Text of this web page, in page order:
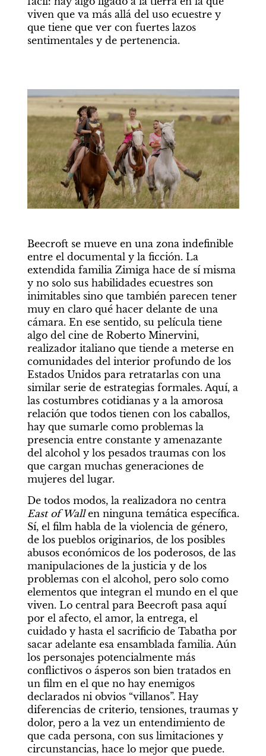
viven que va más allá del uso ecuestre y
que tiene que ver con fuertes lazos
sentimentales y de pertenencia.
Beecroft se mueve en una zona indefinible
entre el documental y la ficción. La
extendida familia Zimiga hace de sí misma
y no solo sus habilidades ecuestres son
inimitables sino que también parecen tener
muy en claro qué hacer delante de una
cámara. En ese sentido, su película tiene
algo del cine de Roberto Minervini,
realizador italiano que tiende a meterse en
comunidades del interior profundo de los
Estados Unidos para retratarlas con una
similar serie de estrategias formales. Aquí, a
las costumbres cotidianas y a la amorosa
relación que todos tienen con los caballos,
hay que sumarle como problemas la
presencia entre constante y amenazante
del alcohol y los pesados traumas con los
que cargan muchas generaciones de
mujeres del lugar.
De todos modos, la realizadora no centra
East of Wall en ninguna temática específica.
Sí, el film habla de la violencia de género,
de los pueblos originarios, de los posibles
abusos económicos de los poderosos, de las
manipulaciones de la justicia y de los
problemas con el alcohol, pero solo como
elementos que integran el mundo en el que
viven. Lo central para Beecroft pasa aquí
por el afecto, el amor, la entrega, el
cuidado y hasta el sacrificio de Tabatha por
sacar adelante esa ensamblada familia. Aún
los personajes potencialmente más
conflictivos o ásperos son bien tratados en
un film en el que no hay enemigos
declarados ni obvios “villanos”. Hay
diferencias de criterio, tensiones, traumas y
dolor, pero a la vez un entendimiento de
que cada persona, con sus limitaciones y
circunstancias, hace lo mejor que puede.